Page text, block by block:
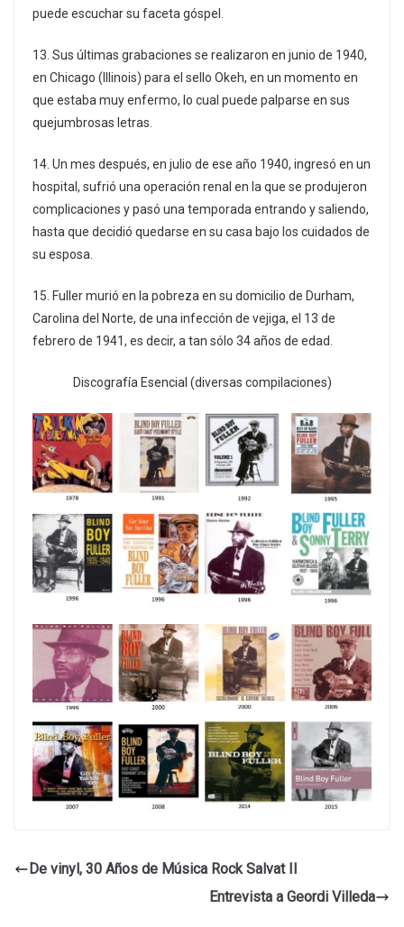
puede escuchar su faceta góspel.
13. Sus últimas grabaciones se realizaron en junio de 1940,
en Chicago (Illinois) para el sello Okeh, en un momento en
que estaba muy enfermo, lo cual puede palparse en sus
quejumbrosas letras.
14. Un mes después, en julio de ese año 1940, ingresó en un
hospital, sufrió una operación renal en la que se produjeron
complicaciones y pasó una temporada entrando y saliendo,
hasta que decidió quedarse en su casa bajo los cuidados de
su esposa.
15. Fuller murió en la pobreza en su domicilio de Durham,
Carolina del Norte, de una infección de vejiga, el 13 de
febrero de 1941, es decir, a tan sólo 34 años de edad.
Discografía Esencial (diversas compilaciones)
De vinyl, 30 Años de Música Rock Salvat II
Entrevista a Geordi Villeda